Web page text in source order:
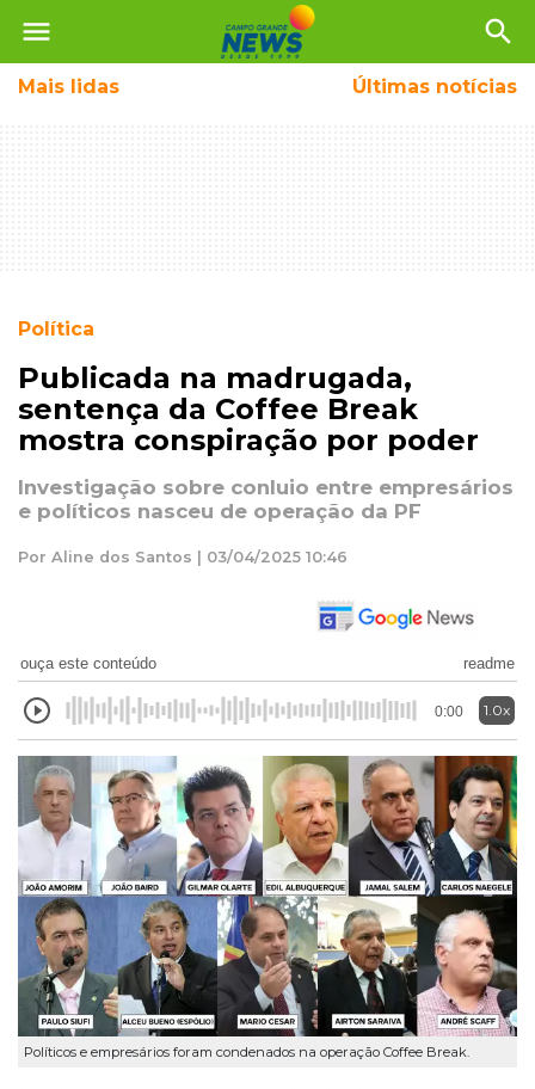
menu search
Mais lidas Últimas notícias
Política
Publicada na madrugada,
sentença da Coffee Break
mostra conspiração por poder
Investigação sobre conluio entre empresários
e políticos nasceu de operação da PF
Por Aline dos Santos | 03/04/2025 10:46
ouça este conteúdo readme
0:00 1.0x
Políticos e empresários foram condenados na operação Coffee Break.